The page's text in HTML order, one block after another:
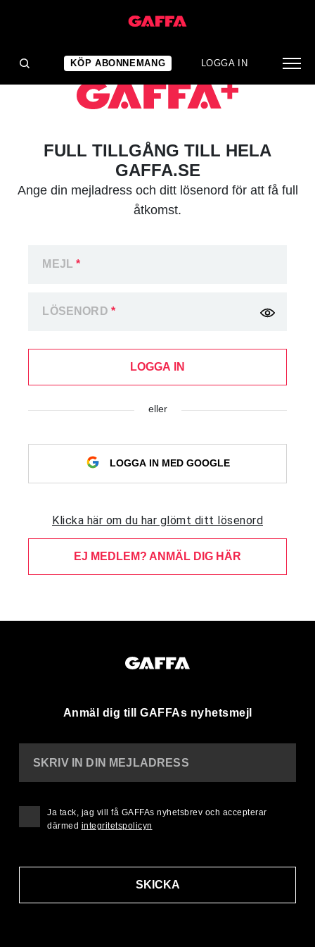
KÖP ABONNEMANG LOGGA IN
FULL TILLGÅNG TILL HELA
GAFFA.SE
Ange din mejladress och ditt lösenord för att få full
åtkomst.
MEJL*
LÖSENORD *
LOGGA IN
eller
LOGGA IN MED GOOGLE
Klicka här om du har glömt ditt lösenord
EJ MEDLEM? ANMÄL DIG HÄR
Anmäl dig till GAFFAs nyhetsmejl
SKRIV IN DIN MEJLADRESS
SKICKA
Ja tack, jag vill få GAFFAs nyhetsbrev och accepterar
därmed integritetspolicyn